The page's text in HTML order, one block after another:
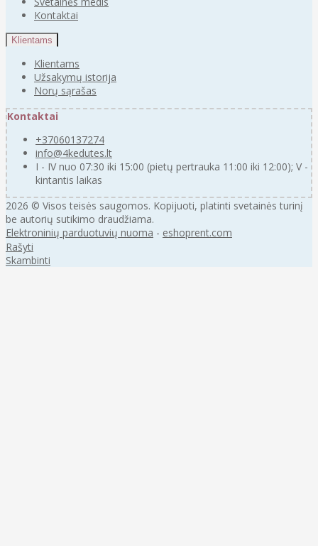
Kontaktai
Klientams
Klientams
Užsakymų istorija
Norų sąrašas
Kontaktai
+37060137274
info@4kedutes.lt
I - IV nuo 07:30 iki 15:00 (pietų pertrauka 11:00 iki 12:00); V -
kintantis laikas
2026 © Visos teisės saugomos. Kopijuoti, platinti svetainės turinį
be autorių sutikimo draudžiama.
Elektroninių parduotuvių nuoma - eshoprent.com
Rašyti
Skambinti